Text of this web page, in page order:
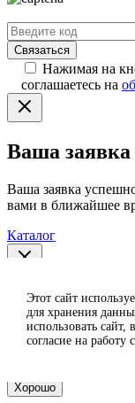
Нажимая на
соглашаетесь на
Ваша
Ваша заявка
вами в ближайшее
Каталог
Спасибо за
Ваш отзыв
Хорошо
Этот сайт
для хранения
использовать сайт,
согласие на